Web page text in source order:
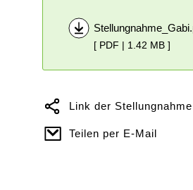
[ PDF | 1.42 MB ]
Link der
Teilen per E-Mail